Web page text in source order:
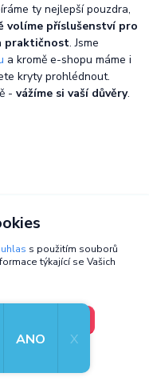
ty nejlepší pouzdra,
volíme příslušenství pro
praktičnost. Jsme
a kromě e-shopu máme i
kryty prohlédnout.
- vážíme si vaší důvěry.
s použitím souborů
týkající se Vašich
jdu si vybrat
ANO X